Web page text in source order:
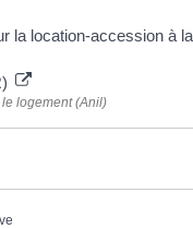
la location-accession à
logement (Anil)